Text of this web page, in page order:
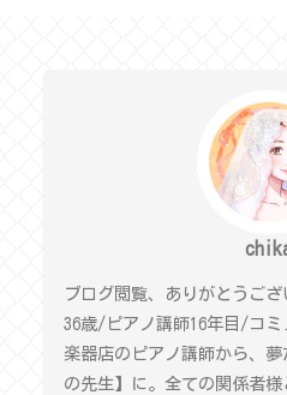
ブログ閲覧、ありがとうご
36歳/ピアノ講師16年目/コ
楽器店のピアノ講師から、
の先生】に。全ての関係者